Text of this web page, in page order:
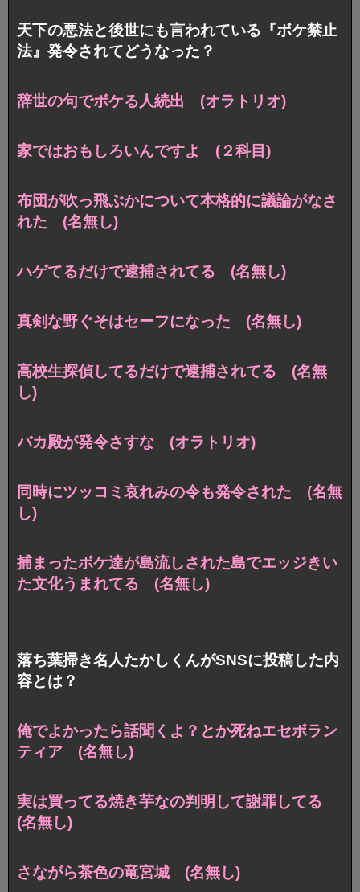
天下の悪法と後世にも言われている『ボケ禁止
法』発令されてどうなった？
辞世の句でボケる人続出 (オラトリオ)
家ではおもしろいんですよ (２科目)
布団が吹っ飛ぶかについて本格的に議論がなさ
れた (名無し)
ハゲてるだけで逮捕されてる (名無し)
真剣な野ぐそはセーフになった (名無し)
高校生探偵してるだけで逮捕されてる (名無
し)
バカ殿が発令さすな (オラトリオ)
同時にツッコミ哀れみの令も発令された (名無
し)
捕まったボケ達が島流しされた島でエッジきい
た文化うまれてる (名無し)
落ち葉掃き名人たかしくんがSNSに投稿した内
容とは？
俺でよかったら話聞くよ？とか死ねエセボラン
ティア (名無し)
実は買ってる焼き芋なの判明して謝罪してる
(名無し)
さながら茶色の竜宮城 (名無し)